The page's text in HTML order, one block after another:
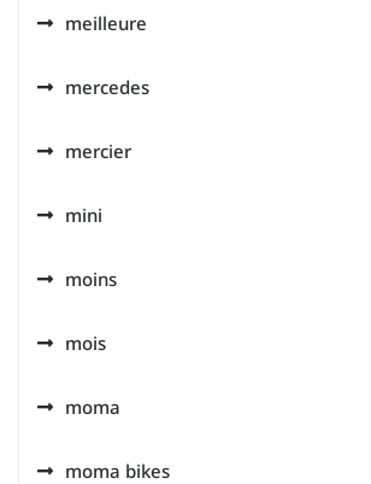
meilleure
mercedes
mercier
mini
moins
mois
moma
moma bikes